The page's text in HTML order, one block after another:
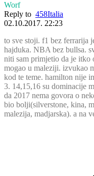
Worf
Reply to 458Italia
02.10.2017. 22:23
to sve stoji. f1 bez ferrarija
hajduka. NBA bez bullsa.
niti sam primjetio da je itko
mogao u maleziji. izvukao
kod te teme. hamilton nije
3. 14,15,16 su dominacije
da 2017 nema govora o
bio bolji(silverstone, kina,
malezija, madjarska). a na